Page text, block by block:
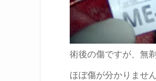
術後の傷ですが、無
ほぼ傷が分かりません